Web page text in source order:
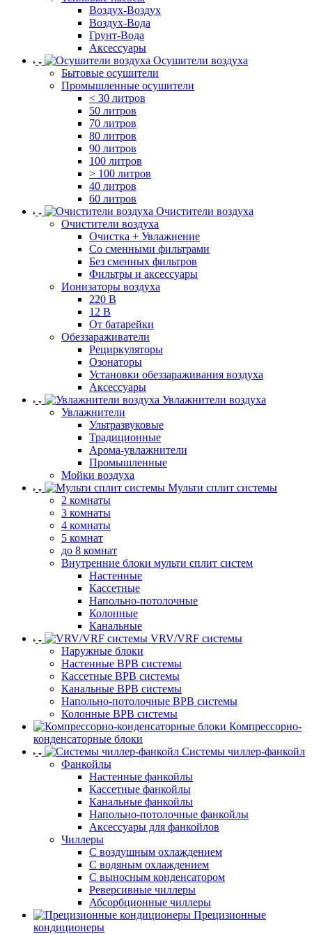
Воздух-Воздух
Воздух-Вода
Грунт-Вода
Аксессуары
Осушители воздуха
Бытовые осушители
Промышленные осушители
< 30 литров
50 литров
70 литров
80 литров
90 литров
100 литров
> 100 литров
40 литров
60 литров
Очистители воздуха
Очистители воздуха
Очистка + Увлажнение
Cо сменными фильтрами
Без сменных фильтров
Фильтры и аксессуары
Ионизаторы воздуха
220 В
12 В
От батарейки
Обеззараживатели
Рециркуляторы
Озонаторы
Установки обеззараживания воздуха
Аксессуары
Увлажнители воздуха
Увлажнители
Ультразвуковые
Традиционные
Арома-увлажнители
Промышленные
Мойки воздуха
Мульти сплит системы
2 комнаты
3 комнаты
4 комнаты
5 комнат
до 8 комнат
Внутренние блоки мульти сплит систем
Настенные
Кассетные
Напольно-потолочные
Колонные
Канальные
VRV/VRF системы
Наружные блоки
Настенные ВРВ системы
Кассетные ВРВ системы
Канальные ВРВ системы
Напольно-потолочные ВРВ системы
Колонные ВРВ системы
Компрессорно-
конденсаторные блоки
Системы чиллер-фанкойл
Фанкойлы
Настенные фанкойлы
Кассетные фанкойлы
Канальные фанкойлы
Напольно-потолочные фанкойлы
Аксессуары для фанкойлов
Чиллеры
С воздушным охлаждением
С водяным охлаждением
С выносным конденсатором
Реверсивные чиллеры
Абсорбционные чиллеры
Прецизионные
кондиционеры